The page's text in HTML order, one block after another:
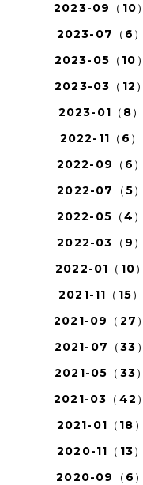
2023-09（10）
2023-07（6）
2023-05（10）
2023-03（12）
2023-01（8）
2022-11（6）
2022-09（6）
2022-07（5）
2022-05（4）
2022-03（9）
2022-01（10）
2021-11（15）
2021-09（27）
2021-07（33）
2021-05（33）
2021-03（42）
2021-01（18）
2020-11（13）
2020-09（6）